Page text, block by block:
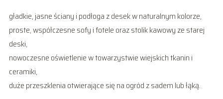
gładkie, jasne ściany i podłoga z desek w naturalnym kolorze,
proste, współczesne sofy i fotele oraz stolik kawowy ze starej
deski,
nowoczesne oświetlenie w towarzystwie wiejskich tkanin i
ceramiki,
duże przeszklenia otwierające się na ogród z sadem lub łąką.